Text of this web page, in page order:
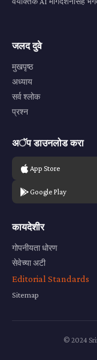
जलद दुवे
मुखपृष्ठ
अध्याय
सर्व श्लोक
प्रश्न
अॅप डाउनलोड करा
App Store
Google Play
कायदेशीर
गोपनीयता धोरण
सेवेच्या अटी
Editorial Standards
Sitemap
© 2024